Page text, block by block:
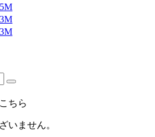
ちら
いません。